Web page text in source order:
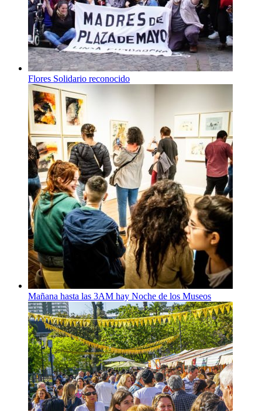
Flores Solidario reconocido
Mañana hasta las 3AM hay Noche de los Museos